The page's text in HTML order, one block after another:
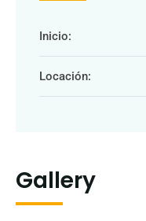
Inicio:
Locación:
Gallery